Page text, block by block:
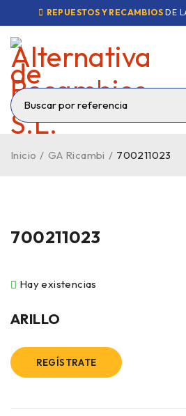
REPUESTOS Y RECAMBIOS DE
Inicio / GA Ricambi / 700211023
700211023
Hay existencias
ARILLO
REGÍSTRATE